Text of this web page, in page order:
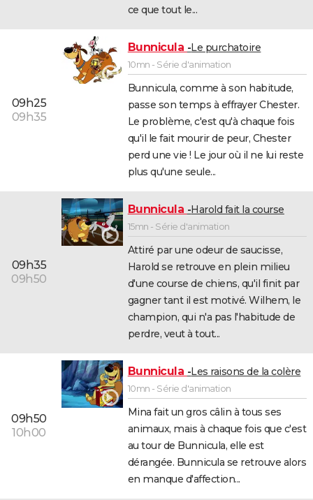
ce que tout le...
09h25
09h35
Bunnicula Le purchatoire
10mn - Série d'animation
Bunnicula, comme à son habitude,
passe son temps à effrayer Chester.
Le problème, c'est qu'à chaque fois
qu'il le fait mourir de peur, Chester
perd une vie ! Le jour où il ne lui reste
plus qu'une seule...
09h35
09h50
Bunnicula Harold fait la course
15mn - Série d'animation
Attiré par une odeur de saucisse,
Harold se retrouve en plein milieu
d'une course de chiens, qu'il finit par
gagner tant il est motivé. Wilhem, le
champion, qui n'a pas l'habitude de
perdre, veut à tout...
09h50
10h00
Bunnicula Les raisons de la colère
10mn - Série d'animation
Mina fait un gros câlin à tous ses
animaux, mais à chaque fois que c'est
au tour de Bunnicula, elle est
dérangée. Bunnicula se retrouve alors
en manque d'affection...